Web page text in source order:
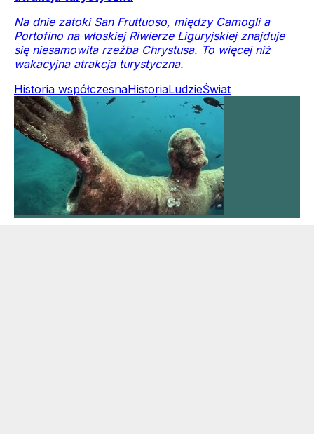
Na dnie zatoki San Fruttuoso, między Camogli a
Portofino na włoskiej Riwierze Liguryjskiej znajduje
się niesamowita rzeźba Chrystusa. To więcej niż
wakacyjna atrakcja turystyczna.
Historia współczesnaHistoriaLudzieŚwiat